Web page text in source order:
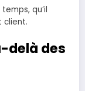
qu’il
client.
delà des